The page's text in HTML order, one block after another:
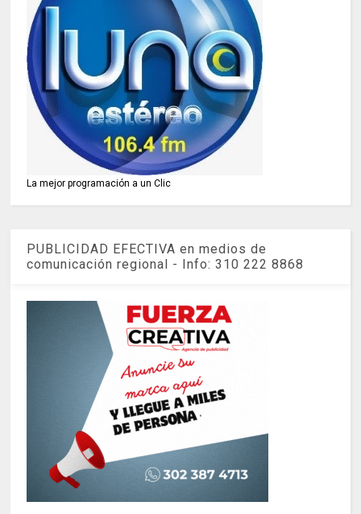
La mejor programación a un Clic
PUBLICIDAD EFECTIVA en medios de
comunicación regional - Info: 310 222 8868